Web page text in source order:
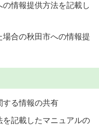
情報提供方法を記載し
合の秋田市への情報提
する情報の共有
記載したマニュアルの